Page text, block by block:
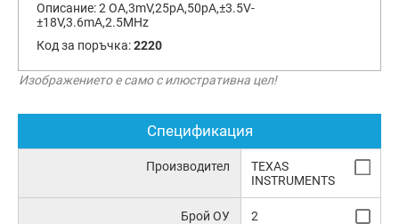
Описание:2 OA,3mV,25pA,50pA,±3.5V-
±18V,3.6mA,2.5MHz
Код за поръчка:2220
Изображението е само с илюстративна цел!
Спецификация
Производител
TEXAS
INSTRUMENTS
Брой ОУ 2